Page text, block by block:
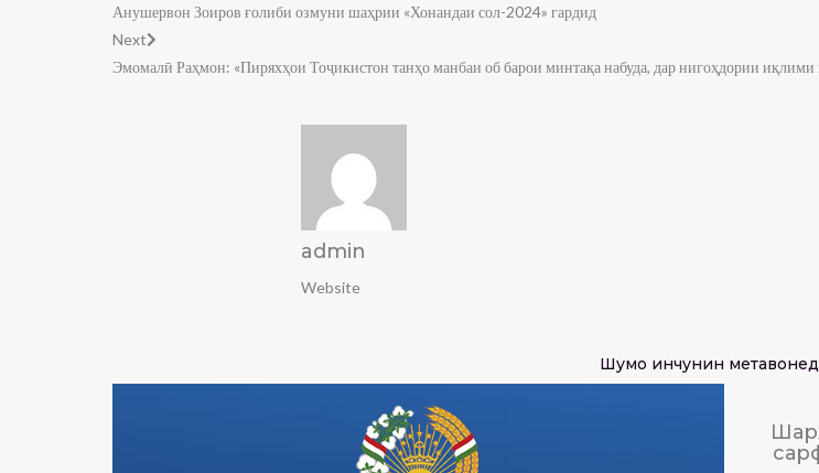
Анушервон Зоиров ғолиби озмуни шаҳрии «Хонандаи сол-2024» гардид
Next
Эмомалӣ Раҳмон: «Пиряхҳои Тоҷикистон танҳо манбаи об барои минтақа набуда, дар нигоҳдории
admin
Website
Шумо инчунин метавонед